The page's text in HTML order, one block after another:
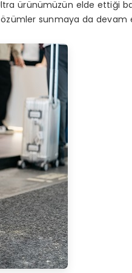
ürünümüzün elde ettiği
sunmaya da devam